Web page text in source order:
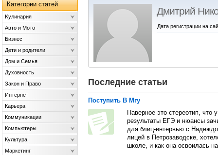
Дмитрий
Дата регистрации на
Последние статьи
Поступить В Мгу
Наверное это стереотип,
результаты ЕГЭ и нюансы
для блиц-интервью с
лицей в Петрозаводске,
школе, и как она освоилась
Категории статей
Kулинария
Авто и Мото
Бизнес
Дети и родители
Дом и Семья
Духовность
Закон и Право
Интернет
Карьера
Коммуникации
Компьютеры
Культура
Маркетинг